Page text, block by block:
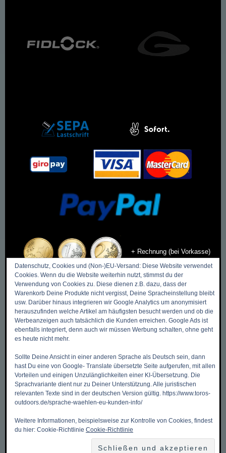
+ Rechnung (bei Vorkasse)
DIES & DAS
Zurück zum Anfang ->
Meine Wunschliste
Mein Warenkorb
Kasse
Zahlungsmethoden
Versandkosten & Versandarten
Datenschutz, Cookies und (Non-)EU-Versand: Diese Website verwendet
Cookies. Wenn du die Website weiterhin nutzt, stimmst du der
Verwendung von Cookies zu. Diese dienen z.B. dazu, dass der
Warenkorb Deine Produkte nicht vergisst, Deine Spracheinstellung bleibt
usw. Darüber hinaus integrieren wir Google Analytics um anonymisiert
herauszufinden welche Artikel am häufigsten besucht werden und ob die
Werbeanzeigen auch tatsächlich die Kunden erreichen. Google Ads ist
ebenfalls integriert, denn auch wir müssen Werbung schalten, ohne geht
es heute nicht mehr.
Sollte Deine Ansicht in einer anderen Sprache als Deutsch sein, dann
hast Du eine von Google- Translate übersetzte Seite aufgerufen, mit allen
Vorteilen und einigen Unzulänglichkeiten einer KI-Übersetzung. Die
Sprachvariante dient nur zu Deiner Unterstützung. Alle juristischen
relevanten Texte sind in der deutschen Version gültig. https://www.toros-
outdoors.de/sprache-waehlen-eu-kunden-info/
Weitere Informationen, beispielsweise zur Kontrolle von Cookies, findest
du hier: Cookie-Richtlinie Cookie-Richtlinie